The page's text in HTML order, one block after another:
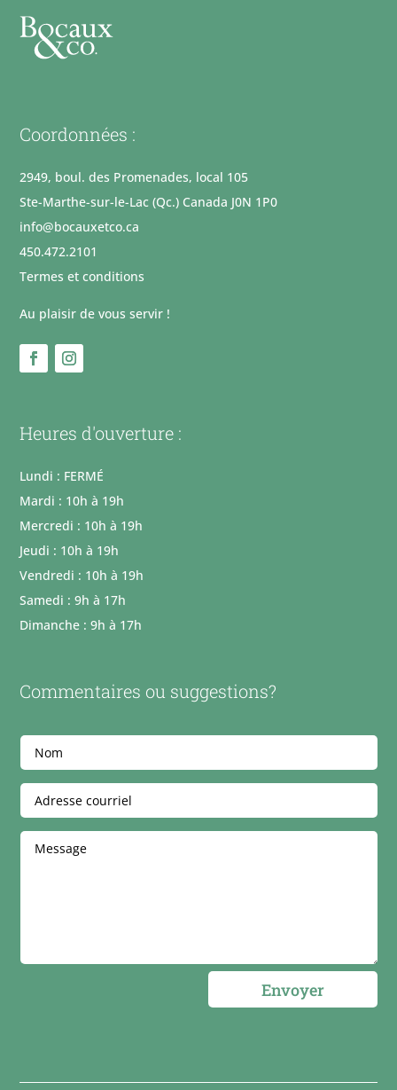
Coordonnées :
2949, boul. des Promenades, local 105
Ste-Marthe-sur-le-Lac (Qc.) Canada J0N 1P0
info@bocauxetco.ca
450.472.2101
Termes et conditions
Au plaisir de vous servir !
Heures d'ouverture :
Lundi : FERMÉ
Mardi : 10h à 19h
Mercredi : 10h à 19h
Jeudi : 10h à 19h
Vendredi : 10h à 19h
Samedi : 9h à 17h
Dimanche : 9h à 17h
Commentaires ou suggestions?
Envoyer